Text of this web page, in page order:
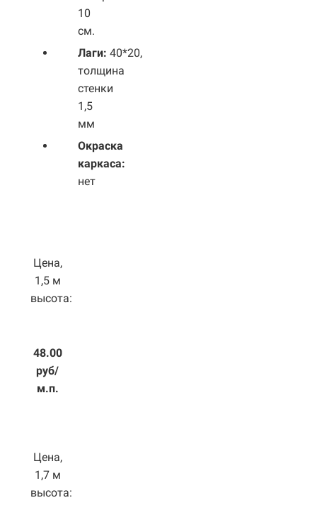
10
см.
Лаги: 40*20,
толщина
стенки
1,5
мм
Окраска
каркаса:
нет
Цена,
1,5 м
высота:
48.00
руб/
м.п.
Цена,
1,7 м
высота: